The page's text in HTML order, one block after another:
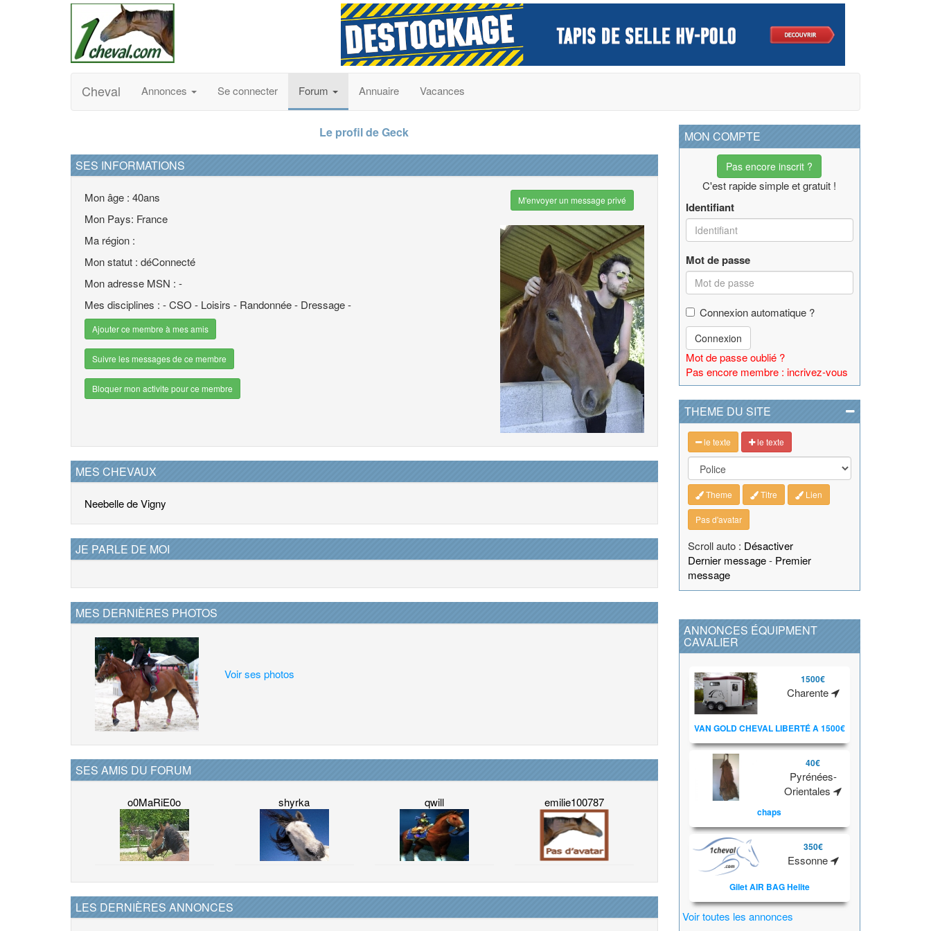
Cheval Annonces Se connecter Forum Annuaire Vacances
Le profil de Geck
SES INFORMATIONS
Mon âge : 40ans
Mon Pays: France
Ma région :
Mon statut : déConnecté
Mon adresse MSN : -
Mes disciplines : - CSO - Loisirs - Randonnée - Dressage -
Ajouter ce membre à mes amis
Suivre les messages de ce membre
Bloquer mon activite pour ce membre
M'envoyer un message privé
MES CHEVAUX
Neebelle de Vigny
JE PARLE DE MOI
MES DERNIÈRES PHOTOS
Voir ses photos
SES AMIS DU FORUM
o0MaRiE0o shyrka qwill emilie100787
LES DERNIÈRES ANNONCES
MON COMPTE
Pas encore inscrit ?
C'est rapide simple et gratuit !
Identifiant
Mot de passe
Connexion automatique ?
Connexion
Mot de passe oublié ?
Pas encore membre : incrivez-vous
THEME DU SITE
le texte le texte
Theme Titre Lien
Pas d'avatar
Scroll auto : Désactiver
Dernier message- Premier
message
ANNONCES ÉQUIPMENT
CAVALIER
1500€
Charente
VAN GOLD CHEVAL LIBERTÉ A 1500€
40€
Pyrénées-
Orientales
chaps
350€
Essonne
Gilet AIR BAG Helite
Voir toutes les annonces